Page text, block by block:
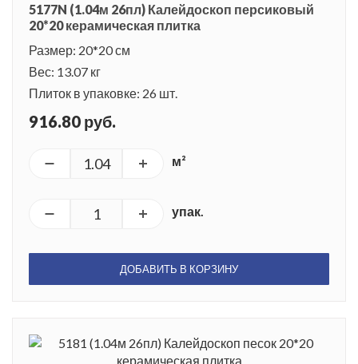
5177N (1.04м 26пл) Калейдоскоп персиковый
20*20 керамическая плитка
Размер: 20*20 см
Вес: 13.07 кг
Плиток в упаковке: 26 шт.
916.80 руб.
м²
упак.
ДОБАВИТЬ В КОРЗИНУ